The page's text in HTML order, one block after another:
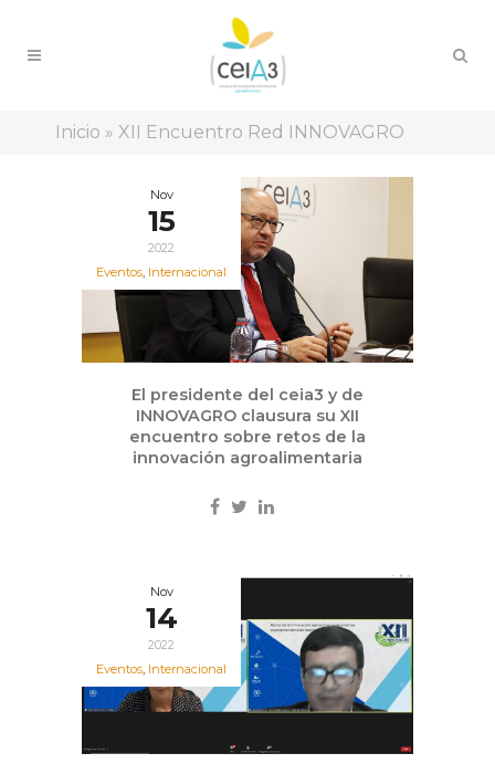
Inicio » XII Encuentro Red INNOVAGRO
Nov
15
2022
Eventos, Internacional
El presidente del ceia3 y de
INNOVAGRO clausura su XII
encuentro sobre retos de la
innovación agroalimentaria
Nov
14
2022
Eventos, Internacional